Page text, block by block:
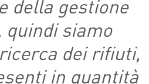
della gestione
siamo
dei rifiuti,
in quantità